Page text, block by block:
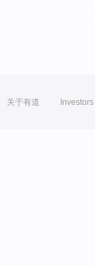
关于有道 Investors